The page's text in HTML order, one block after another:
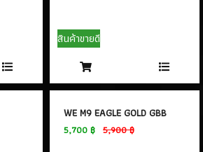
สินค้าขายดี
WE M9 EAGLE GOLD GBB
5,700 ฿ 5,900 ฿